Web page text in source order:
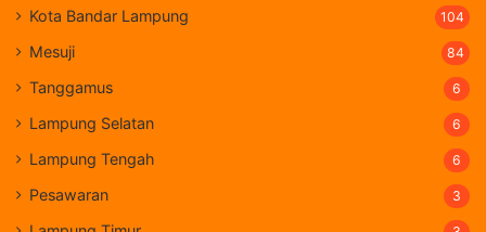
Kota Bandar Lampung 104
Mesuji 84
Tanggamus 6
Lampung Selatan 6
Lampung Tengah 6
Pesawaran 3